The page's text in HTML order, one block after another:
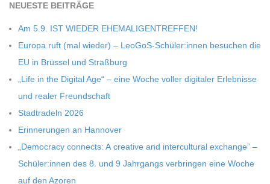
I
D
T
-
S
NEU­ESTE BEITRÄGE
Am 5.9. IST WIEDER EHEMALIGENTREFFEN!
Europa ruft (mal wie­der) – LeoGoS-Schüler:innen besu­chen die
EU in Brüs­sel und Straßburg
„Life in the Digi­tal Age“ – eine Woche vol­ler digi­ta­ler Erleb­nisse
und rea­ler Freundschaft
Stadt­ra­deln 2026
Erin­ne­run­gen an Hannover
„Demo­cracy con­nects: A crea­tive and inter­cul­tu­ral exch­ange” –
Schüler:innen des 8. und 9 Jahr­gangs ver­brin­gen eine Woche
auf den Azoren